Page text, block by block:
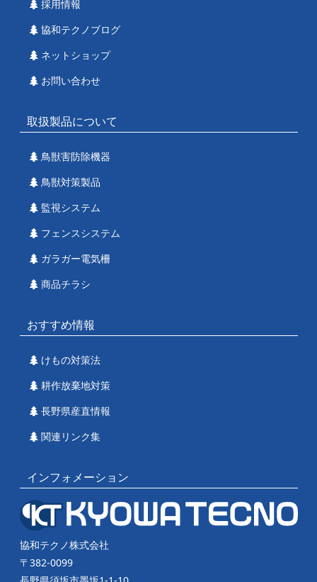
採用情報
協和テクノブログ
ネットショップ
お問い合わせ
取扱製品について
鳥獣害防除機器
鳥獣対策製品
監視システム
フェンスシステム
ガラガー電気柵
商品チラシ
おすすめ情報
けもの対策法
耕作放棄地対策
長野県産直情報
関連リンク集
インフォメーション
協和テクノ株式会社
〒382-0099